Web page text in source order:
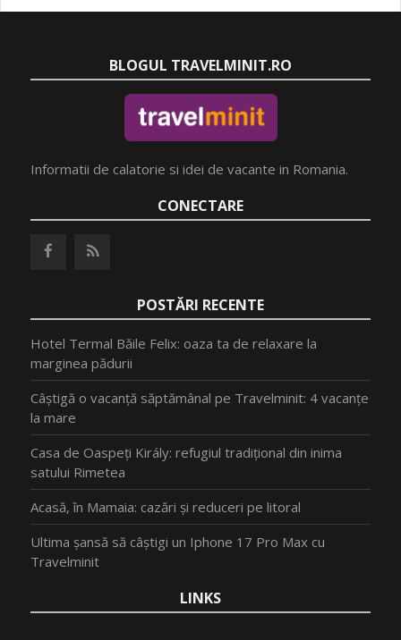
BLOGUL TRAVELMINIT.RO
Informatii de calatorie si idei de vacante in Romania.
CONECTARE
POSTĂRI RECENTE
Hotel Termal Băile Felix: oaza ta de relaxare la
marginea pădurii
Câștigă o vacanță săptămânal pe Travelminit: 4 vacanțe
la mare
Casa de Oaspeți Király: refugiul tradițional din inima
satului Rimetea
Acasă, în Mamaia: cazări și reduceri pe litoral
Ultima șansă să câștigi un Iphone 17 Pro Max cu
Travelminit
LINKS